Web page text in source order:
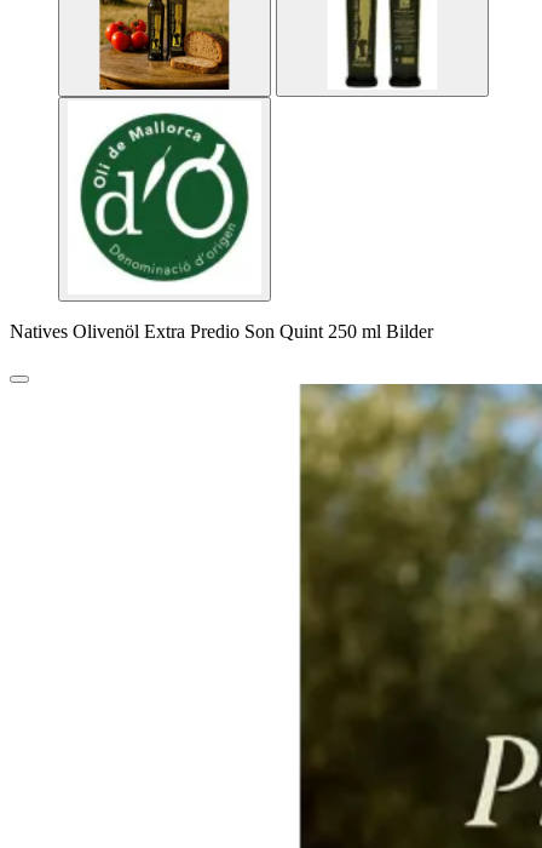
Natives Olivenöl Extra Predio Son Quint 250 ml Bilder